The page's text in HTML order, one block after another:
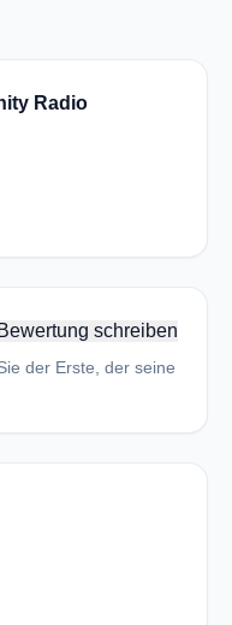
Radio
Bewertung schreiben
der Erste, der seine